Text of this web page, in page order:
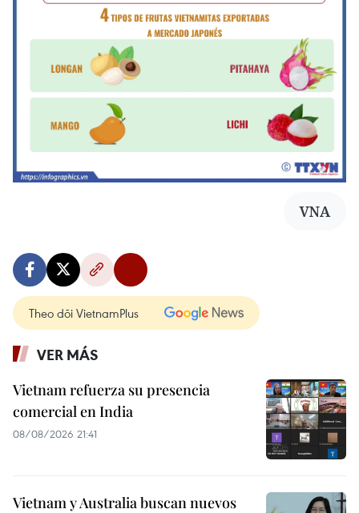
VNA
Theo dõi VietnamPlus
VER MÁS
Vietnam refuerza su presencia
comercial en India
08/08/2026 21:41
Vietnam y Australia buscan nuevos